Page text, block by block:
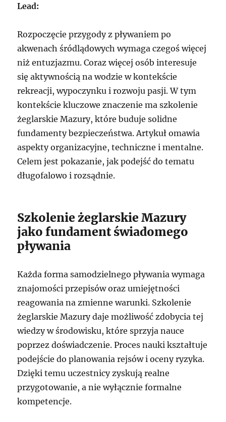
Lead:
Rozpoczęcie przygody z pływaniem po
akwenach śródlądowych wymaga czegoś więcej
niż entuzjazmu. Coraz więcej osób interesuje
się aktywnością na wodzie w kontekście
rekreacji, wypoczynku i rozwoju pasji. W tym
kontekście kluczowe znaczenie ma szkolenie
żeglarskie Mazury, które buduje solidne
fundamenty bezpieczeństwa. Artykuł omawia
aspekty organizacyjne, techniczne i mentalne.
Celem jest pokazanie, jak podejść do tematu
długofalowo i rozsądnie.
Szkolenie żeglarskie Mazury
jako fundament świadomego
pływania
Każda forma samodzielnego pływania wymaga
znajomości przepisów oraz umiejętności
reagowania na zmienne warunki. Szkolenie
żeglarskie Mazury daje możliwość zdobycia tej
wiedzy w środowisku, które sprzyja nauce
poprzez doświadczenie. Proces nauki kształtuje
podejście do planowania rejsów i oceny ryzyka.
Dzięki temu uczestnicy zyskują realne
przygotowanie, a nie wyłącznie formalne
kompetencje.